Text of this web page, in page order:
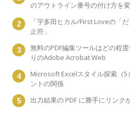
のアウトライン番号の付け方を
「宇多田ヒカル/First Loveの「
止符」
無料のPDF編集ツールはどの程
りのAdobe Acrobat Web
Microsoft Excelスタイル探索（5
ントの関係
出力結果の PDF に勝手にリンク